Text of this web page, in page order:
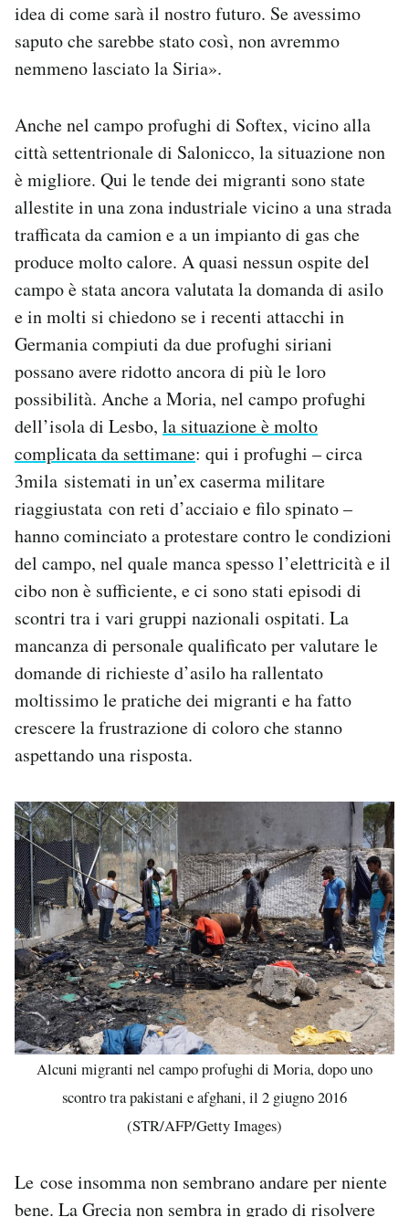
idea di come sarà il nostro futuro. Se avessimo
saputo che sarebbe stato così, non avremmo
nemmeno lasciato la Siria».
Anche nel campo profughi di Softex, vicino alla
città settentrionale di Salonicco, la situazione non
è migliore. Qui le tende dei migranti sono state
allestite in una zona industriale vicino a una strada
trafficata da camion e a un impianto di gas che
produce molto calore. A quasi nessun ospite del
campo è stata ancora valutata la domanda di asilo
e in molti si chiedono se i recenti attacchi in
Germania compiuti da due profughi siriani
possano avere ridotto ancora di più le loro
possibilità. Anche a Moria, nel campo profughi
dell’isola di Lesbo, la situazione è molto
complicata da settimane: qui i profughi – circa
3mila sistemati in un’ex caserma militare
riaggiustata con reti d’acciaio e filo spinato –
hanno cominciato a protestare contro le condizioni
del campo, nel quale manca spesso l’elettricità e il
cibo non è sufficiente, e ci sono stati episodi di
scontri tra i vari gruppi nazionali ospitati. La
mancanza di personale qualificato per valutare le
domande di richieste d’asilo ha rallentato
moltissimo le pratiche dei migranti e ha fatto
crescere la frustrazione di coloro che stanno
aspettando una risposta.
Alcuni migranti nel campo profughi di Moria, dopo uno
scontro tra pakistani e afghani, il 2 giugno 2016
(STR/AFP/Getty Images)
Le cose insomma non sembrano andare per niente
bene. La Grecia non sembra in grado di risolvere